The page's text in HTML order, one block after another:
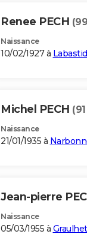
Renee PECH
Naissance
10/02/1927 à
Michel PECH
Naissance
21/01/1935 à
Jean-pierre
Naissance
05/03/1955 à Graulhet